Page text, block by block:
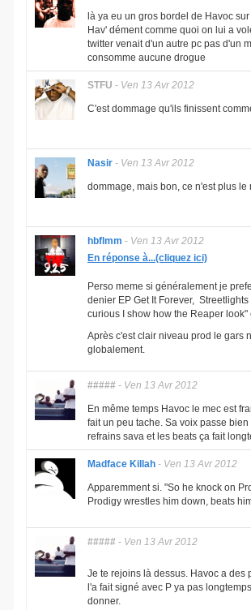
là ya eu un gros bordel de Havoc
Hav' dément comme quoi on lui a
twitter venait d'un autre pc pas d'un
consomme aucune drogue
STFU - Ven 13 Avr 2012
C'est dommage qu'ils finissent
Nasir - Ven 13 Avr 2012
dommage, mais bon, ce n'est plus le
hbflmm - Ven 13 Avr 2012
En réponse à...(cliquez ici)
Perso meme si généralement je
denier EP Get It Forever,
curious I show how the Reaper look"
Après c'est clair niveau prod le gars
globalement.
##### - Ven 13 Avr 2012
En même temps Havoc le mec est
fait un peu tache. Sa voix passe
refrains sava et les beats ça fait
Madface Killah - Ven 13 Avr 2012
Apparemment si. "So he knock on
Prodigy wrestles him down, beats
##### - Ven 13 Avr 2012
Je te rejoins là dessus. Havoc a des
l'a fait signé avec P ya pas
donner.